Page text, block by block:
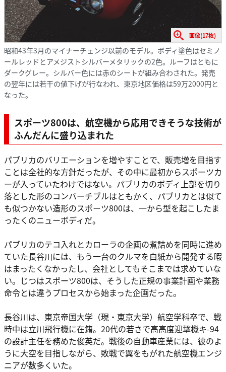
画像(17枚)
昭和43年3月のマイナーチェンジ以前のモデル。ボディ塗色はセミノ
ールレッドとアメジストシルバーメタリックの2色。ルーフはともに
ダークグレー。シルバー色には赤のシートが組み合わされた。発売
の翌年には若干の値下げが行なわれ、東京地区価格は59万2000円と
なった。
スポーツ800は、航空機から応用できそうな技術が
ふんだんに盛り込まれた
パブリカのバリエーションを増やすことで、販売増を目指す
ことは全社的な方針だったが、その中に最初からスポーツカ
ーが入っていたわけではない。パブリカのボディ上部を切り
落とした形のコンバーチブルはともかく、パブリカとは似て
も似つかない造形のスポーツ800は、一から型を起こしたま
ったくのニューボディだ。
パブリカのテコ入れとカローラの企画の煮詰めを同時に進め
ていた長谷川には、もう一台のクルマを白紙から開発する暇
はまったくなかったし、会社としてもそこまでは求めていな
い。じつはスポーツ800は、そうした正規の事業計画や業務
命令とは違うプロセスから始まった企画だった。
長谷川は、東京帝国大学（現・東京大学）航空学科卒で、戦
時中は立川飛行機に在籍。20代の若さで高高度迎撃機キ-94
の設計主任を務めた俊英だ。戦後の自動車産業には、彼のよ
うに大空を目指しながら、敗戦で翼をもがれた航空機エンジ
ニアが数多くいた。